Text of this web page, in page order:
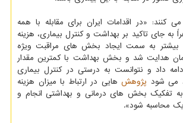
کنند: «در اقدامات ایران برای مقابله با همه
۱۹، ظاهراً به جای تاکید بر بهداشت و کنترل بیماری، هزینه
به سمت ایجاد بخش های مراقبت ویژه
هدایت شد و بخش بهداشت با کمترین مقدار
داد و نتوانست به درستی در کنترل بیماری
می شود پژوهشهایی در ارتباط با میزان هزینه
تفکیک بخش های درمانی و بهداشتی انجام و
محاسبه شود».